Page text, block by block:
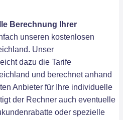
Berechnung Ihrer
unseren kostenlosen
Unser
dazu die Tarife
und berechnet anhand
Anbieter für Ihre individuelle
der Rechner auch eventuelle
oder spezielle